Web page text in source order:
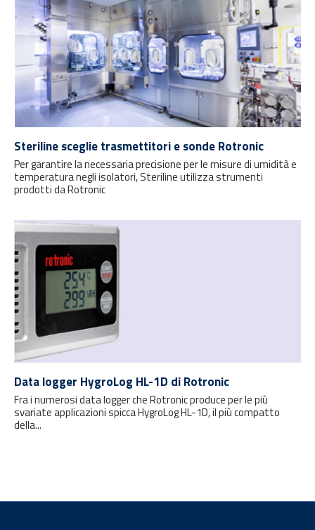
Steriline sceglie trasmettitori e sonde Rotronic
Per garantire la necessaria precisione per le misure di umidità e
temperatura negli isolatori, Steriline utilizza strumenti
prodotti da Rotronic
Data logger HygroLog HL-1D di Rotronic
Fra i numerosi data logger che Rotronic produce per le più
svariate applicazioni spicca HygroLog HL-1D, il più compatto
della...